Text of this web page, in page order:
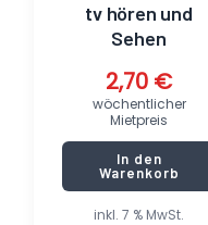
inkl. 7 % MwSt.
tv hören und
Sehen
2,70 €
wöchentlicher
Mietpreis
In den
Warenkorb